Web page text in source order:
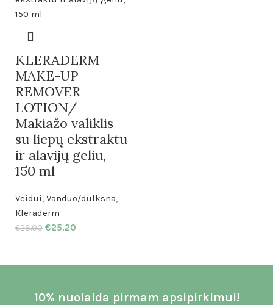
KLERADERM
MAKE-UP
REMOVER
LOTION/
Makiažo valiklis
su liepų ekstraktu
ir alavijų geliu,
150 ml
Veidui, Vanduo/dulksna,
Kleraderm
€28.00 €25.20
10% nuolaida pirmam apsipirkimui!